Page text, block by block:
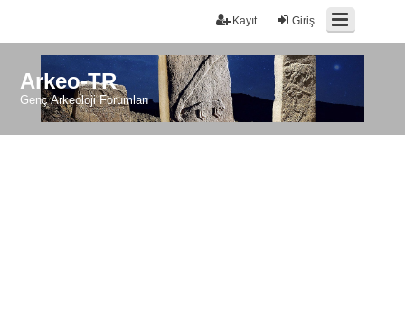
Giriş
Kayıt
Arkeo-TR
Genç Arkeoloji Forumları